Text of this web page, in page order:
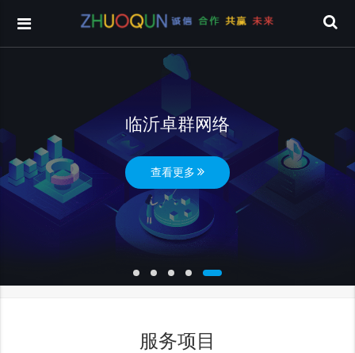
临沂卓群网络
查看更多
服务项目